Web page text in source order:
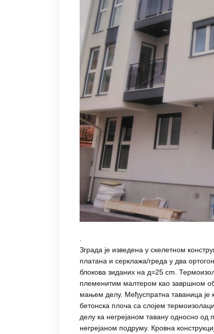
Зграда је изведена у скелетном
платана и серклажа/греда у два
блокова зиданих на д=25 cm.
племенитим малтером као завршном
мањем делу. Међуспратна таваница је
бетонска плоча са слојем
делу ка негрејаном тавану односно
негрејаном подруму. Кровна